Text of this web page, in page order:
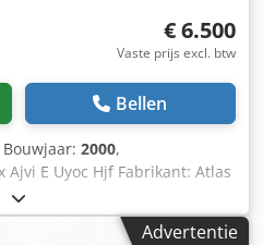
€ 6.500
Vaste prijs excl. btw
Bellen
Bouwjaar: 2000,
E Uyoc Hjf Fabrikant: Atlas
2000 Vermogen: 94 kW Max.
rpm
Advertentie